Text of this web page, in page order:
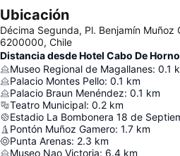
Ubicación
Décima Segunda, Pl. Benjamín Muñoz
6200000, Chile
Distancia desde Hotel Cabo De
Museo Regional de Magallanes: 0.1
Palacio Montes Pello: 0.1 km
Palacio Braun Menéndez: 0.1 km
Teatro Municipal: 0.2 km
Estadio La Bombonera 18 de
Pontón Muñoz Gamero: 1.7 km
Punta Arenas: 2.3 km
Museo Nao Victoria: 6.4 km